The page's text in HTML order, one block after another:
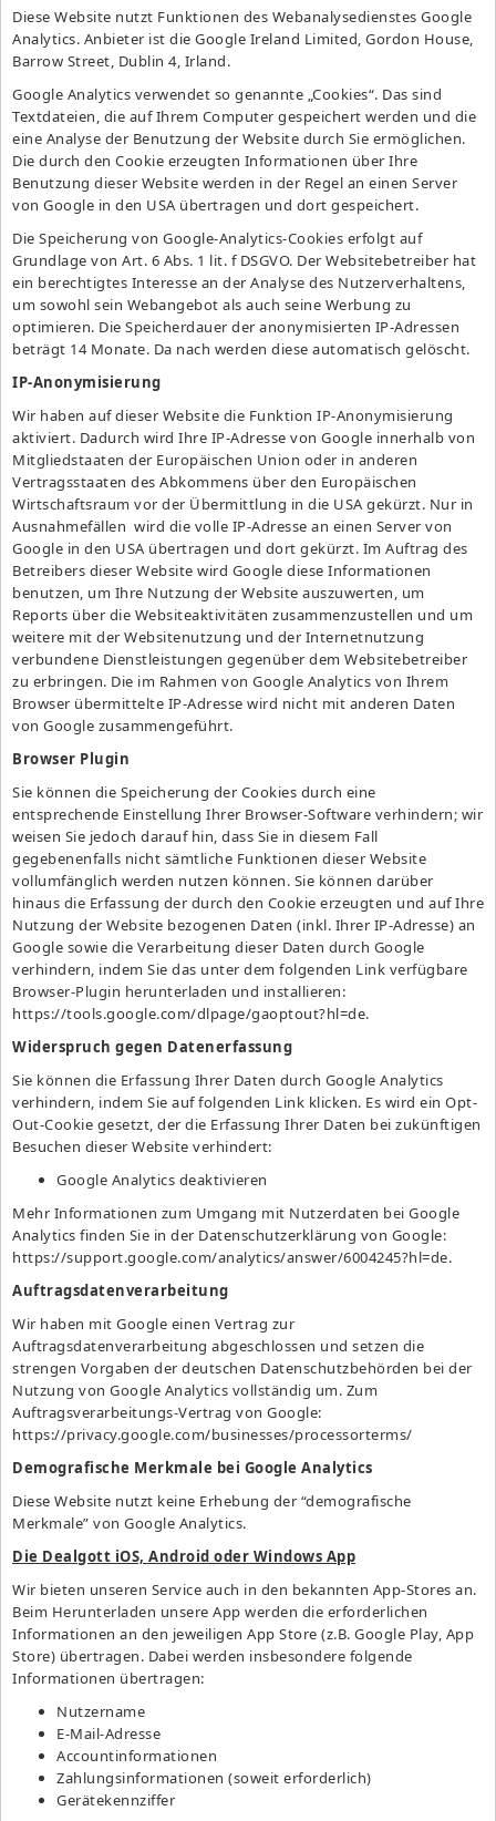
Diese Website nutzt Funktionen des Webanalysedienstes Google
Analytics. Anbieter ist die Google Ireland Limited, Gordon House,
Barrow Street, Dublin 4, Irland.
Google Analytics verwendet so genannte „Cookies“. Das sind
Textdateien, die auf Ihrem Computer gespeichert werden und die
eine Analyse der Benutzung der Website durch Sie ermöglichen.
Die durch den Cookie erzeugten Informationen über Ihre
Benutzung dieser Website werden in der Regel an einen Server
von Google in den USA übertragen und dort gespeichert.
Die Speicherung von Google-Analytics-Cookies erfolgt auf
Grundlage von Art. 6 Abs. 1 lit. f DSGVO. Der Websitebetreiber hat
ein berechtigtes Interesse an der Analyse des Nutzerverhaltens,
um sowohl sein Webangebot als auch seine Werbung zu
optimieren. Die Speicherdauer der anonymisierten IP-Adressen
beträgt 14 Monate. Da nach werden diese automatisch gelöscht.
IP-Anonymisierung
Wir haben auf dieser Website die Funktion IP-Anonymisierung
aktiviert. Dadurch wird Ihre IP-Adresse von Google innerhalb von
Mitgliedstaaten der Europäischen Union oder in anderen
Vertragsstaaten des Abkommens über den Europäischen
Wirtschaftsraum vor der Übermittlung in die USA gekürzt. Nur in
Ausnahmefällen wird die volle IP-Adresse an einen Server von
Google in den USA übertragen und dort gekürzt. Im Auftrag des
Betreibers dieser Website wird Google diese Informationen
benutzen, um Ihre Nutzung der Website auszuwerten, um
Reports über die Websiteaktivitäten zusammenzustellen und um
weitere mit der Websitenutzung und der Internetnutzung
verbundene Dienstleistungen gegenüber dem Websitebetreiber
zu erbringen. Die im Rahmen von Google Analytics von Ihrem
Browser übermittelte IP-Adresse wird nicht mit anderen Daten
von Google zusammengeführt.
Browser Plugin
Sie können die Speicherung der Cookies durch eine
entsprechende Einstellung Ihrer Browser-Software verhindern; wir
weisen Sie jedoch darauf hin, dass Sie in diesem Fall
gegebenenfalls nicht sämtliche Funktionen dieser Website
vollumfänglich werden nutzen können. Sie können darüber
hinaus die Erfassung der durch den Cookie erzeugten und auf Ihre
Nutzung der Website bezogenen Daten (inkl. Ihrer IP-Adresse) an
Google sowie die Verarbeitung dieser Daten durch Google
verhindern, indem Sie das unter dem folgenden Link verfügbare
Browser-Plugin herunterladen und installieren:
https://tools.google.com/dlpage/gaoptout?hl=de.
Widerspruch gegen Datenerfassung
Sie können die Erfassung Ihrer Daten durch Google Analytics
verhindern, indem Sie auf folgenden Link klicken. Es wird ein Opt-
Out-Cookie gesetzt, der die Erfassung Ihrer Daten bei zukünftigen
Besuchen dieser Website verhindert:
Google Analytics deaktivieren
Mehr Informationen zum Umgang mit Nutzerdaten bei Google
Analytics finden Sie in der Datenschutzerklärung von Google:
https://support.google.com/analytics/answer/6004245?hl=de.
Auftragsdatenverarbeitung
Wir haben mit Google einen Vertrag zur
Auftragsdatenverarbeitung abgeschlossen und setzen die
strengen Vorgaben der deutschen Datenschutzbehörden bei der
Nutzung von Google Analytics vollständig um. Zum
Auftragsverarbeitungs-Vertrag von Google:
https://privacy.google.com/businesses/processorterms/
Demografische Merkmale bei Google Analytics
Diese Website nutzt keine Erhebung der “demografische
Merkmale” von Google Analytics.
Die Dealgott iOS, Android oder Windows App
Wir bieten unseren Service auch in den bekannten App-Stores an.
Beim Herunterladen unsere App werden die erforderlichen
Informationen an den jeweiligen App Store (z.B. Google Play, App
Store) übertragen. Dabei werden insbesondere folgende
Informationen übertragen:
Nutzername
E-Mail-Adresse
Accountinformationen
Zahlungsinformationen (soweit erforderlich)
Gerätekennziffer